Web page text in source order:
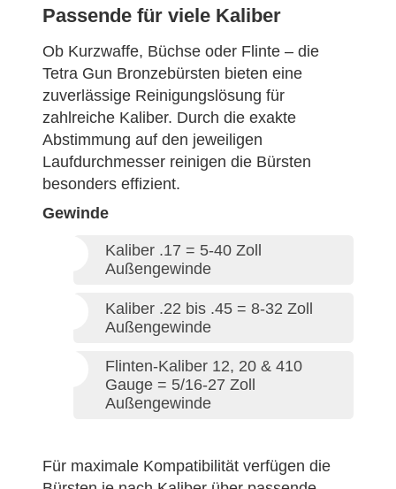
Passende für viele Kaliber
Ob Kurzwaffe, Büchse oder Flinte – die
Tetra Gun Bronzebürsten bieten eine
zuverlässige Reinigungslösung für
zahlreiche Kaliber. Durch die exakte
Abstimmung auf den jeweiligen
Laufdurchmesser reinigen die Bürsten
besonders effizient.
Gewinde
Kaliber .17 = 5-40 Zoll
Außengewinde
Kaliber .22 bis .45 = 8-32 Zoll
Außengewinde
Flinten-Kaliber 12, 20 & 410
Gauge = 5/16-27 Zoll
Außengewinde
Für maximale Kompatibilität verfügen die